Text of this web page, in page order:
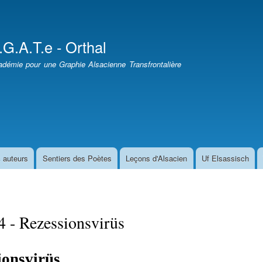
- Orthal
pour une Graphie Alsacienne Transfrontalière
auteurs Sentiers des Poètes Leçons d'Alsacien Uf Elsassisch
- Rezessionsvirüs